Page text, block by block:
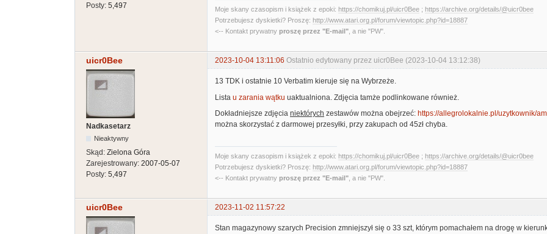
Posty: 5,497 Moje skany czasopism i książek z epoki: https://chomikuj.pl/uicr0Bee ; https://archive.org/details/@uicr0bee
Potrzebujesz dyskietki? Proszę: http://www.atari.org.pl/forum/viewtopic.php?id=18887
<-- Kontakt prywatny proszę przez "E-mail" , a nie "PW".
uicr0Bee 2023-10-04 13:11:06 Ostatnio edytowany przez uicr0Bee (2023-10-04 13:12:38)
Nadkasetarz
Nieaktywny
Skąd: Zielona Góra
Zarejestrowany: 2007-05-07
Posty: 5,497
13 TDK i ostatnie 10 Verbatim kieruje się na Wybrzeże.
Lista u zarania wątku uaktualniona. Zdjęcia tamże podlinkowane również.
Dokładniejsze zdjęcia niektórych zestawów można obejrzeć: https://allegrolokalnie.pl/uzytkownik/
można skorzystać z darmowej przesyłki, przy zakupach od 45zł chyba.
Moje skany czasopism i książek z epoki: https://chomikuj.pl/uicr0Bee ; https://archive.org/details/@uicr0bee
Potrzebujesz dyskietki? Proszę: http://www.atari.org.pl/forum/viewtopic.php?id=18887
<-- Kontakt prywatny proszę przez "E-mail" , a nie "PW".
uicr0Bee 2023-11-02 11:57:22
Stan magazynowy szarych Precision zmniejszył się o 33 szt, którym pomachałem na drogę w